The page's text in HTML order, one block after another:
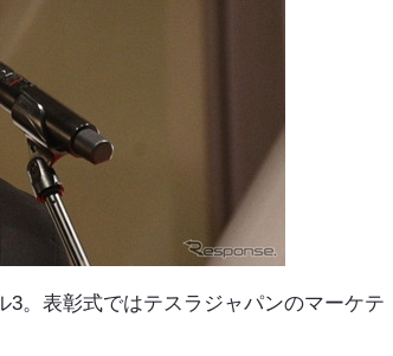
。表彰式ではテスラジャパンのマーケテ